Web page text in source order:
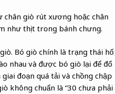
giò rút xương hoặc chân
như thịt trong bánh chưng.
Bó giò chính là trạng thái hố
nhau và được bó giò lại để đổ
đoạn quá tải và chồng chập
không chuẩn là “30 chưa phải